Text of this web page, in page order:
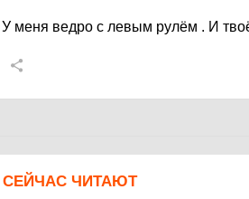
У меня ведро с левым рулём . И
СЕЙЧАС ЧИТАЮТ